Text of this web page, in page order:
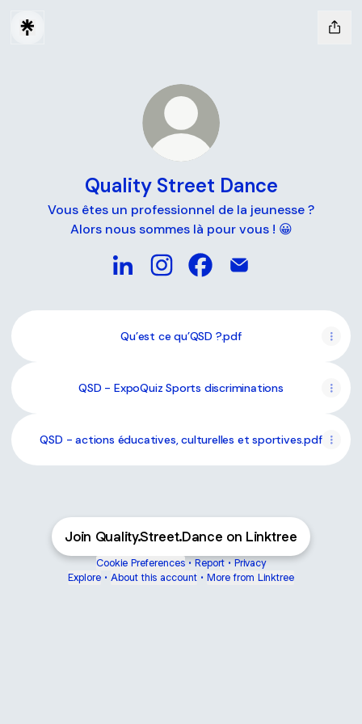
Quality Street Dance
Vous êtes un professionnel de la jeunesse ?
Alors nous sommes là pour vous ! 😀
Qu’est ce qu’QSD ?.pdf
QSD - ExpoQuiz Sports discriminations
QSD - actions éducatives, culturelles et sportives.pdf
Join Quality.Street.Dance on Linktree
Cookie Preferences • Report • Privacy
Explore • About this account • More from Linktree